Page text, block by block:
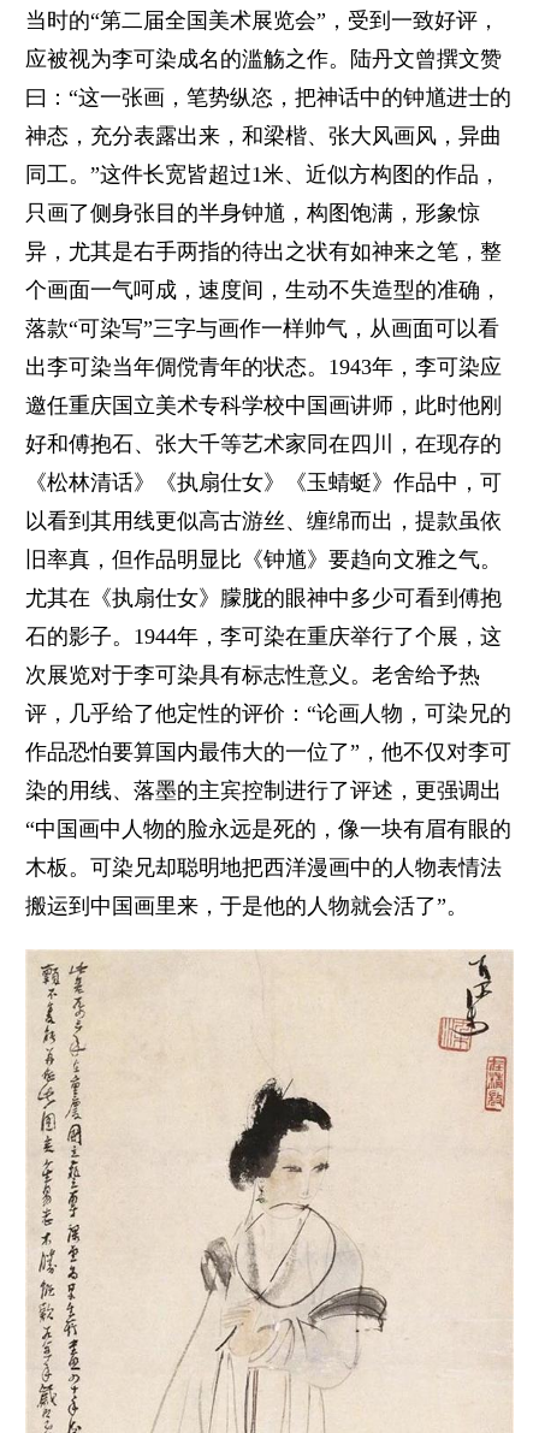
当时的“第二届全国美术展览会”，受到一致好评，
应被视为李可染成名的滥觞之作。陆丹文曾撰文赞
曰：“这一张画，笔势纵恣，把神话中的钟馗进士的
神态，充分表露出来，和梁楷、张大风画风，异曲
同工。”这件长宽皆超过1米、近似方构图的作品，
只画了侧身张目的半身钟馗，构图饱满，形象惊
异，尤其是右手两指的待出之状有如神来之笔，整
个画面一气呵成，速度间，生动不失造型的准确，
落款“可染写”三字与画作一样帅气，从画面可以看
出李可染当年倜傥青年的状态。1943年，李可染应
邀任重庆国立美术专科学校中国画讲师，此时他刚
好和傅抱石、张大千等艺术家同在四川，在现存的
《松林清话》《执扇仕女》《玉蜻蜓》作品中，可
以看到其用线更似高古游丝、缠绵而出，提款虽依
旧率真，但作品明显比《钟馗》要趋向文雅之气。
尤其在《执扇仕女》朦胧的眼神中多少可看到傅抱
石的影子。1944年，李可染在重庆举行了个展，这
次展览对于李可染具有标志性意义。老舍给予热
评，几乎给了他定性的评价：“论画人物，可染兄的
作品恐怕要算国内最伟大的一位了”，他不仅对李可
染的用线、落墨的主宾控制进行了评述，更强调出
“中国画中人物的脸永远是死的，像一块有眉有眼的
木板。可染兄却聪明地把西洋漫画中的人物表情法
搬运到中国画里来，于是他的人物就会活了”。